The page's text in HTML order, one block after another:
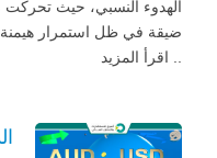
الهدوء النسبي، حيث
ضيقة في ظل استمرار
.. اقرأ المزيد